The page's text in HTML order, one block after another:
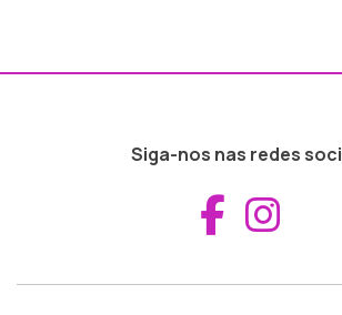
Siga-nos nas redes